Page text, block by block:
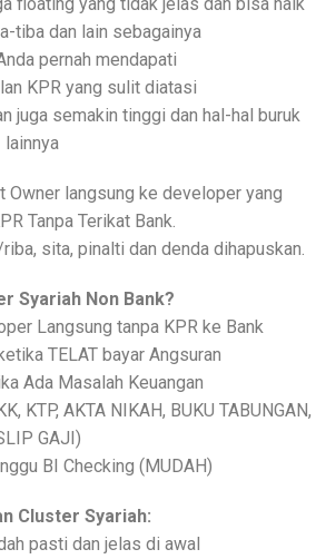
tiba dan lain sebagainya
pernah mendapati
KPR yang sulit diatasi
juga semakin tinggi dan hal-hal buruk
lainnya
langsung ke developer yang
Tanpa Terikat Bank.
sita, pinalti dan denda dihapuskan.
Syariah Non Bank?
Langsung tanpa KPR ke Bank
TELAT bayar Angsuran
Ada Masalah Keuangan
KTP, AKTA NIKAH, BUKU TABUNGAN,
GAJI)
BI Checking (MUDAH)
Cluster Syariah:
pasti dan jelas di awal